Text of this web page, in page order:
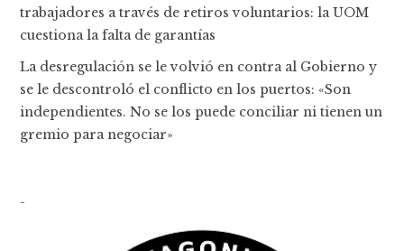
trabajadores a través de retiros voluntarios: la UOM
cuestiona la falta de garantías
La desregulación se le volvió en contra al Gobierno y
se le descontroló el conflicto en los puertos: «Son
independientes. No se los puede conciliar ni tienen un
gremio para negociar»
-